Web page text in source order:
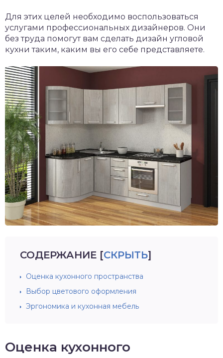
Для этих целей необходимо воспользоваться
услугами профессиональных дизайнеров. Они
без труда помогут вам сделать дизайн угловой
кухни таким, каким вы его себе представляете.
СОДЕРЖАНИЕ [СКРЫТЬ]
Оценка кухонного пространства
Выбор цветового оформления
Эргономика и кухонная мебель
Оценка кухонного